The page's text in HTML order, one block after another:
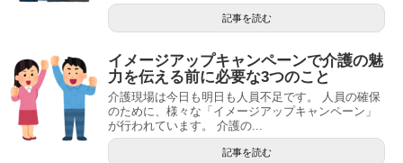
記事を読む
イメージアップキャンペーンで介護の魅
力を伝える前に必要な3つのこと
介護現場は今日も明日も人員不足です。 人員の確保
のために、様々な「イメージアップキャンペーン」
が行われています。 介護の...
記事を読む